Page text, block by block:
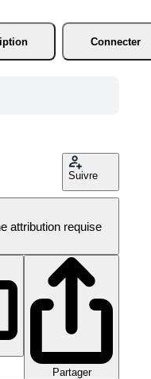
Connecter
Suivre
attribution requise
Partager